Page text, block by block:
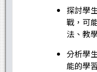
探討學
戰，可
法、教
分析學
能的學